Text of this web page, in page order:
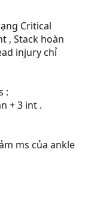
Critical
, Stack hoàn
injury chỉ
:
+ 3 int .
ms của ankle